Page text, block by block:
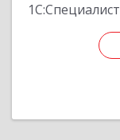
1С:Специалист